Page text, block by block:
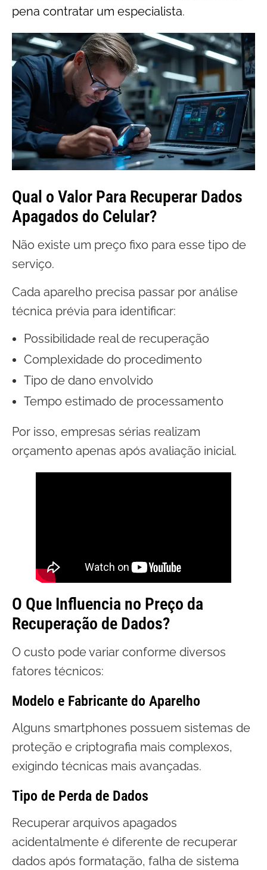
pena contratar um especialista.
Qual o Valor Para Recuperar Dados
Apagados do Celular?
Não existe um preço fixo para esse tipo de
serviço.
Cada aparelho precisa passar por análise
técnica prévia para identificar:
Possibilidade real de recuperação
Complexidade do procedimento
Tipo de dano envolvido
Tempo estimado de processamento
Por isso, empresas sérias realizam
orçamento apenas após avaliação inicial.
O Que Influencia no Preço da
Recuperação de Dados?
O custo pode variar conforme diversos
fatores técnicos:
Modelo e Fabricante do Aparelho
Alguns smartphones possuem sistemas de
proteção e criptografia mais complexos,
exigindo técnicas mais avançadas.
Tipo de Perda de Dados
Recuperar arquivos apagados
acidentalmente é diferente de recuperar
dados após formatação, falha de sistema